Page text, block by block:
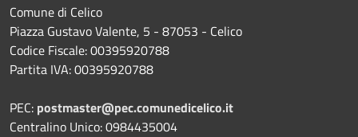
Comune di Celico
Piazza Gustavo Valente, 5 - 87053 - Celico
Codice Fiscale: 00395920788
Partita IVA: 00395920788
PEC: postmaster@pec.comunedicelico.it
Centralino Unico: 0984435004